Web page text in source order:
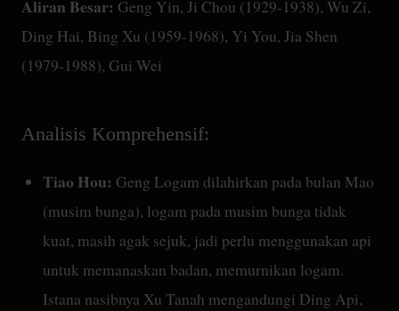
Aliran Besar: Geng Yin, Ji Chou (1929-1938), Wu Zi,
Ding Hai, Bing Xu (1959-1968), Yi You, Jia Shen
(1979-1988), Gui Wei
Analisis Komprehensif:
Tiao Hou: Geng Logam dilahirkan pada bulan Mao
(musim bunga), logam pada musim bunga tidak
kuat, masih agak sejuk, jadi perlu menggunakan api
untuk memanaskan badan, memurnikan logam.
Istana nasibnya Xu Tanah mengandungi Ding Api,